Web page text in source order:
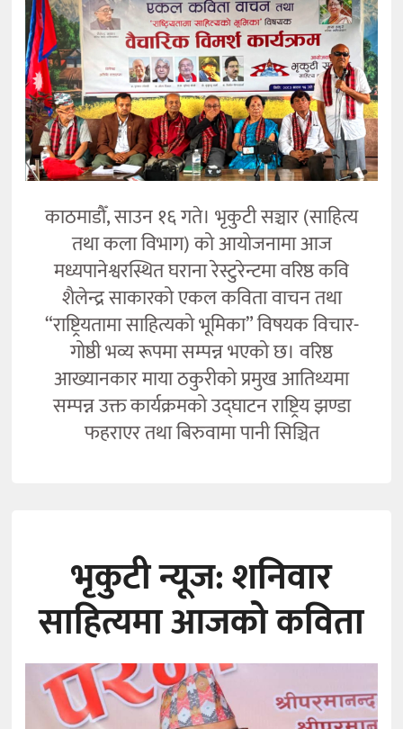
काठमाडौँ, साउन १६ गते। भृकुटी सञ्चार (साहित्य
तथा कला विभाग) को आयोजनामा आज
मध्यपानेश्वरस्थित घराना रेस्टुरेन्टमा वरिष्ठ कवि
शैलेन्द्र साकारको एकल कविता वाचन तथा
“राष्ट्रियतामा साहित्यको भूमिका” विषयक विचार-
गोष्ठी भव्य रूपमा सम्पन्न भएको छ। वरिष्ठ
आख्यानकार माया ठकुरीको प्रमुख आतिथ्यमा
सम्पन्न उक्त कार्यक्रमको उद्घाटन राष्ट्रिय झण्डा
फहराएर तथा बिरुवामा पानी सिञ्चित
भृकुटी न्यूज: शनिवार
साहित्यमा आजको कविता